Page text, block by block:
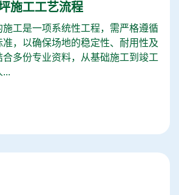
施工工艺流程
施工是一项系统性工程，需严格遵循
，以确保场地的稳定性、耐用性及
多份专业资料，从基础施工到竣工
...